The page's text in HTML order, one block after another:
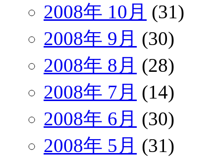
2008年 10月 (31)
2008年 9月 (30)
2008年 8月 (28)
2008年 7月 (14)
2008年 6月 (30)
2008年 5月 (31)